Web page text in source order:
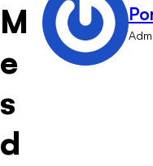
M
e
s
d